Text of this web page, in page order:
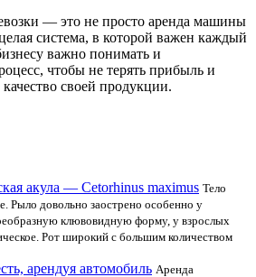
— это не просто аренда машины
система, в которой важен каждый
важно понимать и
чтобы не терять прибыль и
своей продукции.
акула — Cetorhinus maximus Тело
Рыло довольно заострено особенно у
клювовидную форму, у взрослых
Рот широкий с большим количеством
арендуя автомобиль Аренда